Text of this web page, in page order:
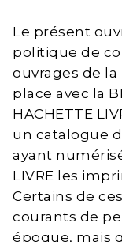
Le présent
politique de
ouvrages de
place avec la
HACHETTE
un catalogue
ayant
LIVRE les
Certains de
courants de
époque, mais